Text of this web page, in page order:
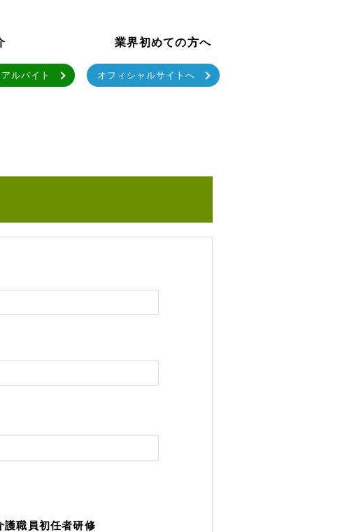
業界初めての方へ
ルバイト オフィシャルサイトへ
護職員初任者研修